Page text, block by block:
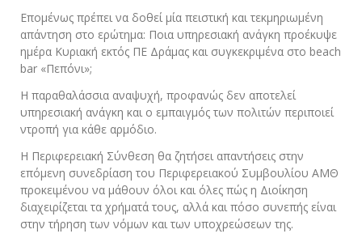
Επομένως πρέπει να δοθεί μία πειστική και τεκμηριωμένη
απάντηση στο ερώτημα: Ποια υπηρεσιακή ανάγκη προέκυψε
ημέρα Κυριακή εκτός ΠΕ Δράμας και συγκεκριμένα στο beach
bar «Πεπόνι»;
Η παραθαλάσσια αναψυχή, προφανώς δεν αποτελεί
υπηρεσιακή ανάγκη και ο εμπαιγμός των πολιτών περιποιεί
ντροπή για κάθε αρμόδιο.
Η Περιφερειακή Σύνθεση θα ζητήσει απαντήσεις στην
επόμενη συνεδρίαση του Περιφερειακού Συμβουλίου ΑΜΘ
προκειμένου να μάθουν όλοι και όλες πώς η Διοίκηση
διαχειρίζεται τα χρήματά τους, αλλά και πόσο συνεπής είναι
στην τήρηση των νόμων και των υποχρεώσεων της.